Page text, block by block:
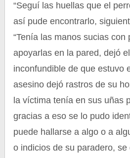
“Seguí las huellas que el
así pude encontrarlo,
“Tenía las manos sucias con
apoyarlas en la pared, dejó
inconfundible de que estuvo
asesino dejó rastros de su
la víctima tenía en sus uñas
gracias a eso se lo pudo
puede hallarse a algo o a
o indicios de su paradero,